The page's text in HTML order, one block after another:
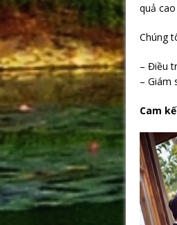
quả
Chúng
– Điều
– Giám
Cam